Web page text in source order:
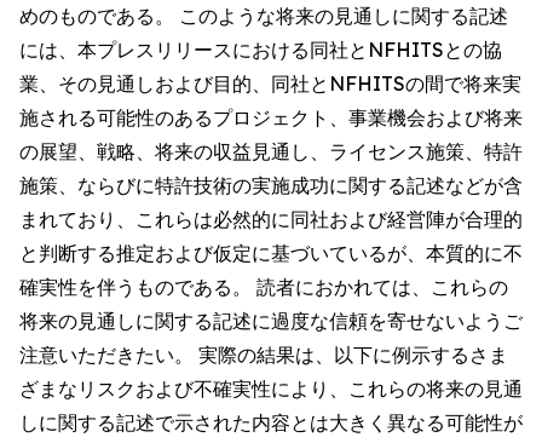
めのものである。 このような将来の見通しに関する記述
には、本プレスリリースにおける同社とNFHITSとの協
業、その見通しおよび目的、同社とNFHITSの間で将来実
施される可能性のあるプロジェクト、事業機会および将来
の展望、戦略、将来の収益見通し、ライセンス施策、特許
施策、ならびに特許技術の実施成功に関する記述などが含
まれており、これらは必然的に同社および経営陣が合理的
と判断する推定および仮定に基づいているが、本質的に不
確実性を伴うものである。 読者におかれては、これらの
将来の見通しに関する記述に過度な信頼を寄せないようご
注意いただきたい。 実際の結果は、以下に例示するさま
ざまなリスクおよび不確実性により、これらの将来の見通
しに関する記述で示された内容とは大きく異なる可能性が